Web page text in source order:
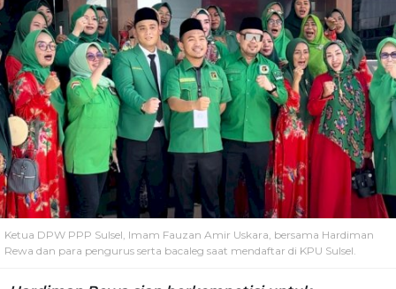
Ketua DPW PPP Sulsel, Imam Fauzan Amir Uskara, bersama Hardiman
Rewa dan para pengurus serta bacaleg saat mendaftar di KPU Sulsel.